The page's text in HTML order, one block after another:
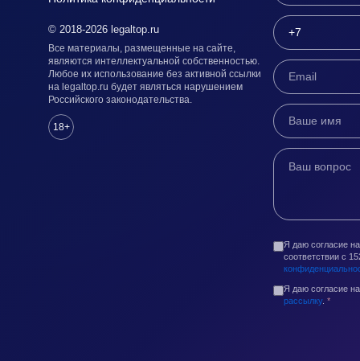
© 2018-2026 legaltop.ru
Все материалы, размещенные на сайте,
являются интеллектуальной собственностью.
Любое их использование без активной ссылки
на legaltop.ru будет являться нарушением
Российского законодательства.
18+
Я даю согласие
соответствии с
Я даю согласие
рассылку. *